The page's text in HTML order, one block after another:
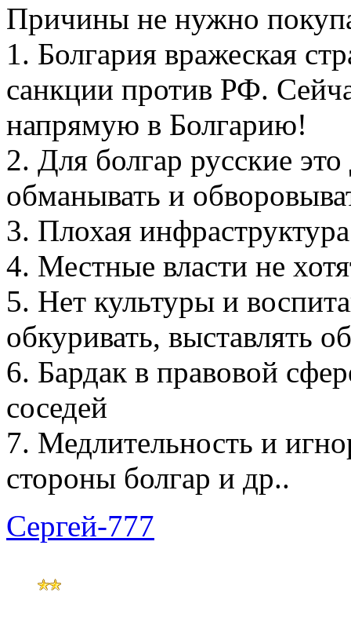
Причины не нужно
1. Болгария вражеская
санкции против РФ.
напрямую в Болгарию!
2. Для болгар русские
обманывать и
3. Плохая инфраструктура
4. Местные власти не
5. Нет культуры и
обкуривать, выставлять
6. Бардак в правовой
соседей
7. Медлительность и
стороны болгар и др..
Сергей-777